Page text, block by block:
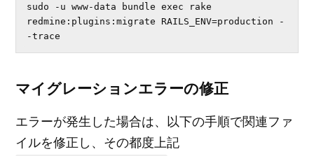
sudo -u www-data bundle exec rake
redmine:plugins:migrate RAILS_ENV=production -
-trace
マイグレーションエラーの修正
エラーが発生した場合は、以下の手順で関連ファ
イルを修正し、その都度上記